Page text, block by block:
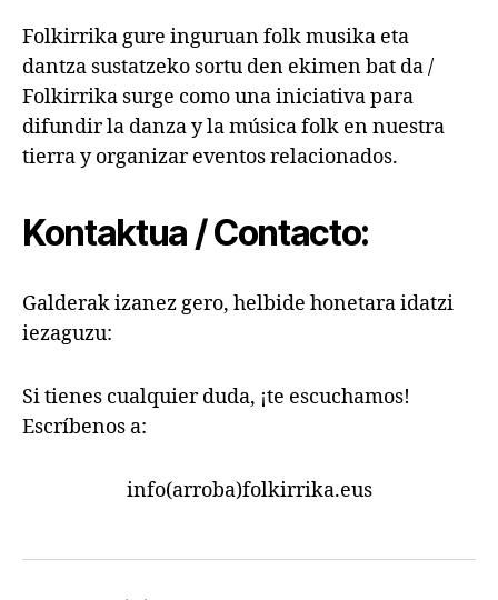
Folkirrika gure inguruan folk musika eta
dantza sustatzeko sortu den ekimen bat da /
Folkirrika surge como una iniciativa para
difundir la danza y la música folk en nuestra
tierra y organizar eventos relacionados.
Kontaktua / Contacto:
Galderak izanez gero, helbide honetara idatzi
iezaguzu:
Si tienes cualquier duda, ¡te escuchamos!
Escríbenos a:
info(arroba)folkirrika.eus